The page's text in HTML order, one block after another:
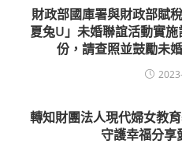
財政部國庫署與財政部賦
夏兔U」未婚聯誼活動實
份，請查照並鼓勵未
轉知財團法人現代婦女教
守護幸福分享